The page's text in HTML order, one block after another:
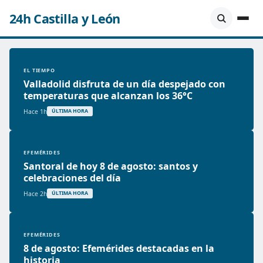
24h Castilla y León
EL TIEMPO
Valladolid disfruta de un día despejado con
temperaturas que alcanzan los 36°C
Hace 1h ÚLTIMA HORA
EFEMÉRIDES
Santoral de hoy 8 de agosto: santos y
celebraciones del día
Hace 2h ÚLTIMA HORA
EFEMÉRIDES
8 de agosto: Efemérides destacadas en la
historia